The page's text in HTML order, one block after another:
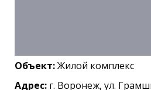
Объект:Жилой комплекс
Адрес: г. Воронеж, ул.